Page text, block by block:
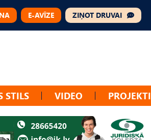
E-AVĪZE ZIŅOT DRUVAI
STILS VIDEO PROJEKTI